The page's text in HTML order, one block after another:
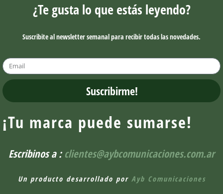
¿Te gusta lo que estás leyendo?
Suscribite al newsletter semanal para recibir todas las novedades.
Suscribirme!
¡Tu marca puede sumarse!
Escribinos a : clientes@aybcomunicaciones.com.ar
Un producto desarrollado por Ayb Comunicaciones